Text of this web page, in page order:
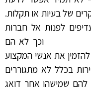
של בעיות או תקלות.
לפנות אל חברות
וכך לא הם
את אנשי המקצוע
בכלל לא מתגוררים
להם שמישהו אחר דואג